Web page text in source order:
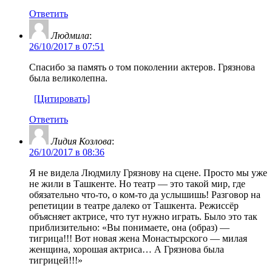
Ответить
Людмила:
26/10/2017 в 07:51
Спасибо за память о том поколении актеров. Грязнова
была великолепна.
[Цитировать]
Ответить
Лидия Козлова:
26/10/2017 в 08:36
Я не видела Людмилу Грязнову на сцене. Просто мы уже
не жили в Ташкенте. Но театр — это такой мир, где
обязательно что-то, о ком-то да услышишь! Разговор на
репетиции в театре далеко от Ташкента. Режиссёр
объясняет актрисе, что тут нужно играть. Было это так
приблизительно: «Вы понимаете, она (образ) —
тигрица!!! Вот новая жена Монастырского — милая
женщина, хорошая актриса… А Грязнова была
тигрицей!!!»